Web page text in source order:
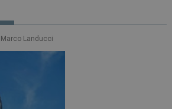
Marco Landucci